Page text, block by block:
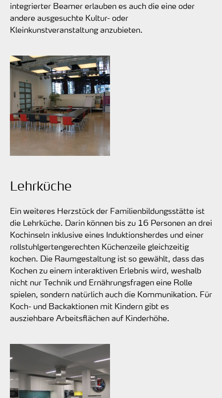
integrierter Beamer erlauben es auch die eine oder
andere ausgesuchte Kultur- oder
Kleinkunstveranstaltung anzubieten.
Lehrküche
Ein weiteres Herzstück der Familienbildungsstätte ist
die Lehrküche. Darin können bis zu 16 Personen an drei
Kochinseln inklusive eines Induktionsherdes und einer
rollstuhlgertengerechten Küchenzeile gleichzeitig
kochen. Die Raumgestaltung ist so gewählt, dass das
Kochen zu einem interaktiven Erlebnis wird, weshalb
nicht nur Technik und Ernährungsfragen eine Rolle
spielen, sondern natürlich auch die Kommunikation. Für
Koch- und Backaktionen mit Kindern gibt es
ausziehbare Arbeitsflächen auf Kinderhöhe.